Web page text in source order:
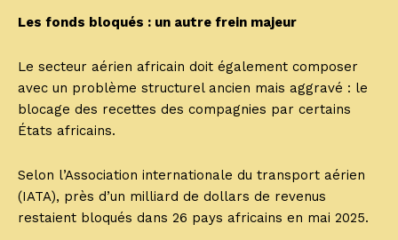
Les fonds bloqués : un autre frein majeur
Le secteur aérien africain doit également composer
avec un problème structurel ancien mais aggravé : le
blocage des recettes des compagnies par certains
États africains.
Selon l’Association internationale du transport aérien
(IATA), près d’un milliard de dollars de revenus
restaient bloqués dans 26 pays africains en mai 2025.